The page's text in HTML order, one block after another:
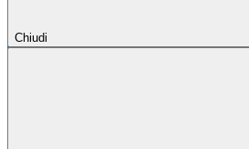
Chiudi